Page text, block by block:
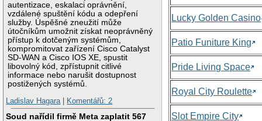
autentizace, eskalaci oprávnění,
vzdálené spuštění kódu a odepření
služby. Úspěšné zneužití může
útočníkům umožnit získat neoprávněný
přístup k dotčeným systémům,
kompromitovat zařízení Cisco Catalyst
SD-WAN a Cisco IOS XE, spustit
libovolný kód, zpřístupnit citlivé
informace nebo narušit dostupnost
postižených systémů.
Ladislav Hagara| Komentářů: 2
Soud nařídil firmě Meta zaplatit 567
Lucky Golden Casino
Patio Funiture King
Pride Living Space
Royal City Roulette
Slot Empire City